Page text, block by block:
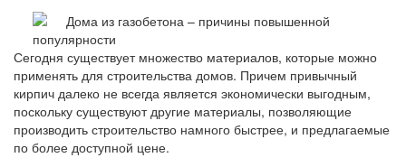
Сегодня существует множество материалов, которые можно
применять для строительства домов. Причем привычный
кирпич далеко не всегда является экономически выгодным,
поскольку существуют другие материалы, позволяющие
производить строительство намного быстрее, и предлагаемые
по более доступной цене.